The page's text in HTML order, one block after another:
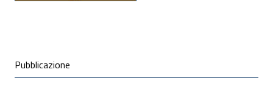
ALLEGATI
Condivisione social
Pubblicazione